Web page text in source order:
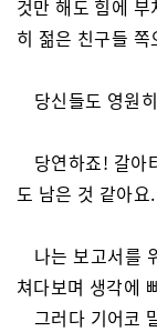
것만 해도 힘에
히 젊은 친구들 쪽
당신들도 영원
당연하죠! 갈아
도 남은 것 같아
나는 보고서를
쳐다보며 생각에
그러다 기어코